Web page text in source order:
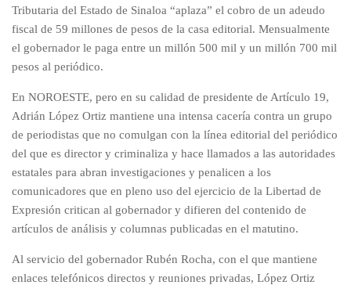
Tributaria del Estado de Sinaloa “aplaza” el cobro de un adeudo
fiscal de 59 millones de pesos de la casa editorial. Mensualmente
el gobernador le paga entre un millón 500 mil y un millón 700 mil
pesos al periódico.
En NOROESTE, pero en su calidad de presidente de Artículo 19,
Adrián López Ortiz mantiene una intensa cacería contra un grupo
de periodistas que no comulgan con la línea editorial del periódico
del que es director y criminaliza y hace llamados a las autoridades
estatales para abran investigaciones y penalicen a los
comunicadores que en pleno uso del ejercicio de la Libertad de
Expresión critican al gobernador y difieren del contenido de
artículos de análisis y columnas publicadas en el matutino.
Al servicio del gobernador Rubén Rocha, con el que mantiene
enlaces telefónicos directos y reuniones privadas, López Ortiz